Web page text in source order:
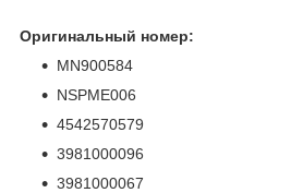
Оригинальный номер:
MN900584
NSPME006
4542570579
3981000096
3981000067